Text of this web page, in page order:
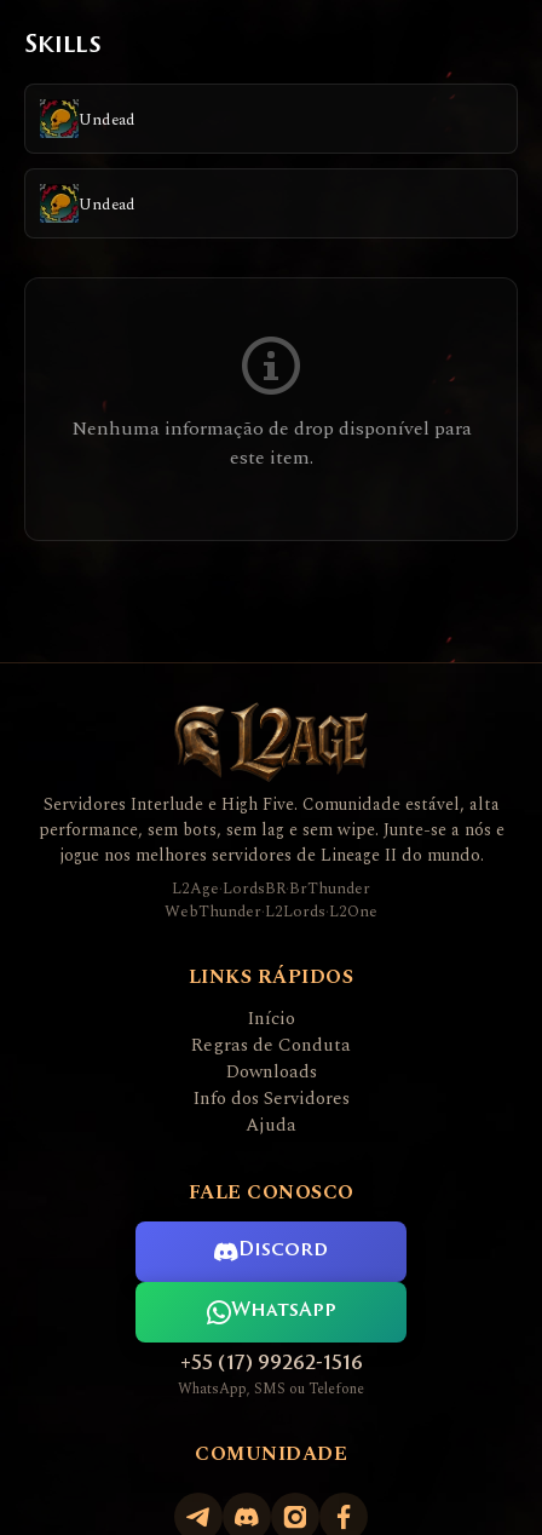
Skills
Undead
Undead
Nenhuma informação de drop disponível para
este item.
Servidores Interlude e High Five. Comunidade estável, alta
performance, sem bots, sem lag e sem wipe. Junte-se a nós e
jogue nos melhores servidores de Lineage II do mundo.
L2Age·LordsBR·BrThunder
WebThunder·L2Lords·L2One
LINKS RÁPIDOS
Início
Regras de Conduta
Downloads
Info dos Servidores
Ajuda
FALE CONOSCO
Discord
WhatsApp
+55 (17) 99262-1516
WhatsApp, SMS ou Telefone
COMUNIDADE